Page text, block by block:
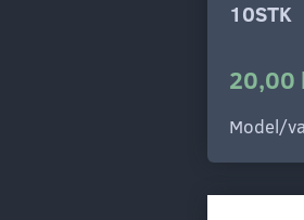
10STK
20,00
Model/